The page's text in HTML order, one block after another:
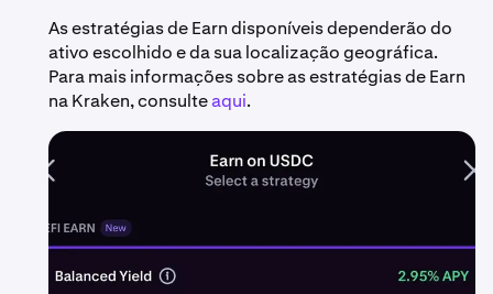
As estratégias de Earn disponíveis dependerão do
ativo escolhido e da sua localização geográfica.
Para mais informações sobre as estratégias de Earn
na Kraken, consulteaqui.